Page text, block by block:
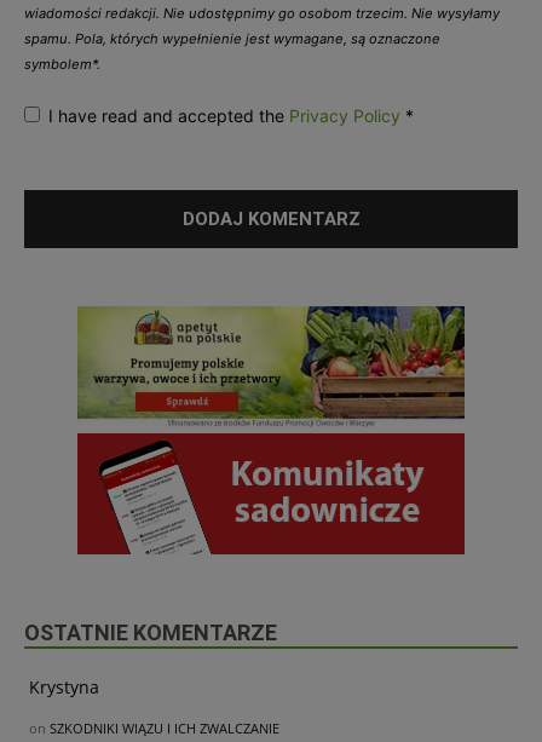
wiadomości redakcji. Nie udostępnimy go osobom trzecim. Nie wysyłamy
spamu. Pola, których wypełnienie jest wymagane, są oznaczone
symbolem*.
I have read and accepted the Privacy Policy *
OSTATNIE KOMENTARZE
Krystyna
on SZKODNIKI WIĄZU I ICH ZWALCZANIE